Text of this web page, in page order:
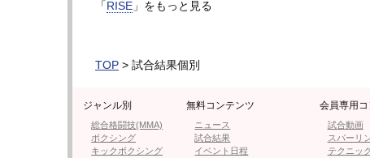
【フォト】“最強キャバ嬢”ハイキックでダウ
演、フェフ姉さんに2戦2勝の“最強キャバ嬢”
RISE初参戦となる。
「RISE 」をもっと見る
TOP > 試合結果個別
ジャンル別
総合格闘技(MMA)
ボクシング
キックボクシング
無料コンテンツ
ニュース
試合結果
イベント日程
会員専用
試合動画
スパーリ
テクニッ